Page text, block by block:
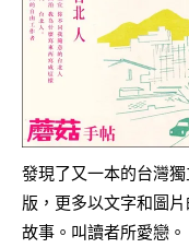
發現了又一本的台灣
版，更多以文字和圖
故事。叫讀者所愛戀。